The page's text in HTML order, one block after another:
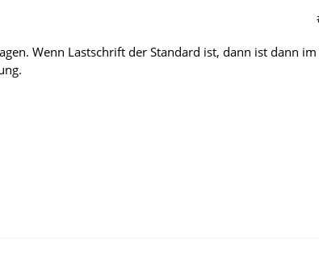
Wenn Lastschrift der Standard ist, dann ist dann im